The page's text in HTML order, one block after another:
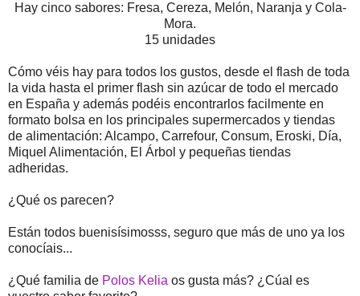
Hay cinco sabores: Fresa, Cereza, Melón, Naranja y Cola-
Mora.
15 unidades
Cómo véis hay para todos los gustos, desde el flash de toda
la vida hasta el primer flash sin azúcar de todo el mercado
en España y además podéis encontrarlos facilmente en
formato bolsa en los principales supermercados y tiendas
de alimentación: Alcampo, Carrefour, Consum, Eroski, Día,
Miquel Alimentación, El Árbol y pequeñas tiendas
adheridas.
¿Qué os parecen?
Están todos buenisísimosss, seguro que más de uno ya los
conocíais...
¿Qué familia de Polos Kelia os gusta más? ¿Cúal es